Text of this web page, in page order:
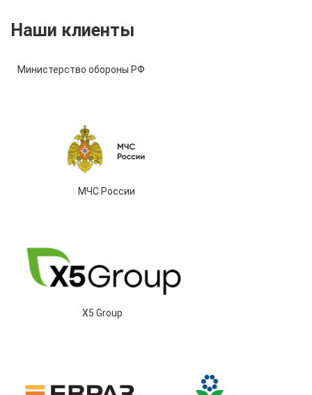
Наши клиенты
Министерство обороны РФ
МЧС России
X5 Group